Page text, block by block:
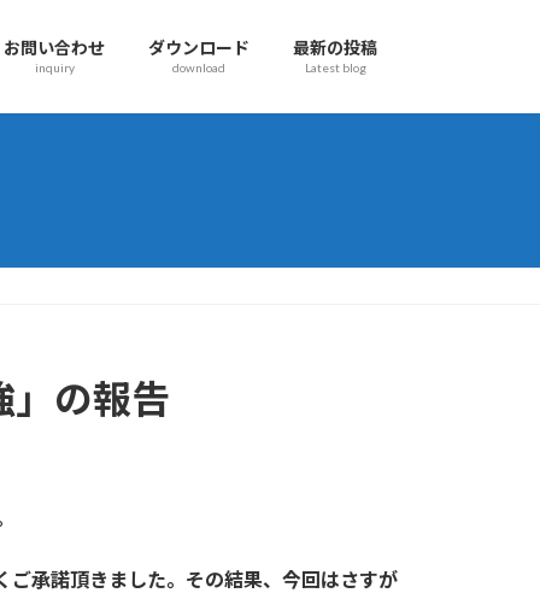
お問い合わせ
inquiry
ダウンロード
download
最新の投稿
Latest blog
」の報告
承諾頂きました。その結果、今回はさすが